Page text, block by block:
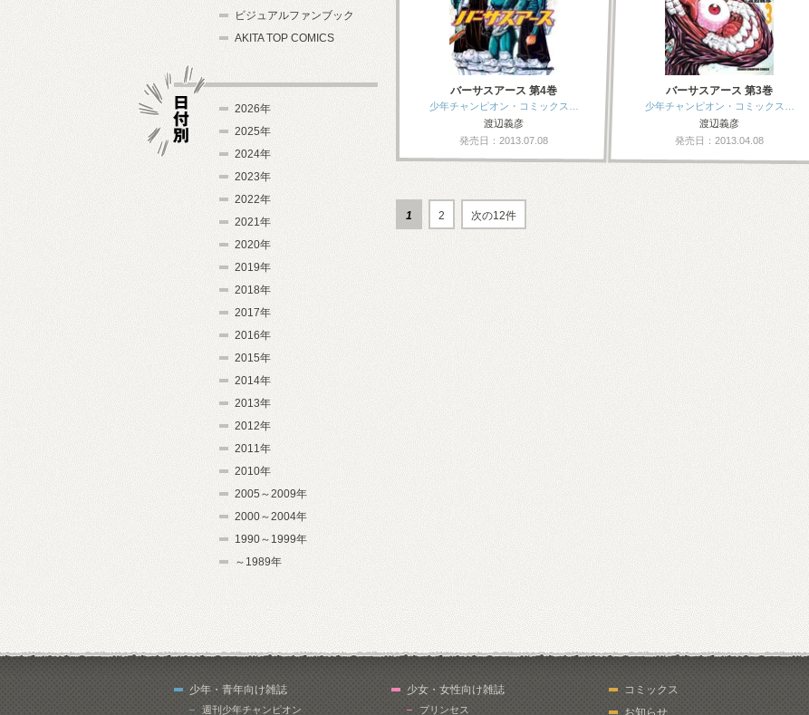
バーサスアース 第4巻
少年チャンピオン・コミックス…
渡辺義彦
発売日：2013.07.08
バーサスアース 第3巻
少年チャンピオン・コミックス…
渡辺義彦
発売日：2013.04.08
1 2 次の12件
ビジュアルファンブック
AKITA TOP COMICS
2026年
2025年
2024年
2023年
2022年
2021年
2020年
2019年
2018年
2017年
2016年
2015年
2014年
2013年
2012年
2011年
2010年
2005～2009年
2000～2004年
1990～1999年
～1989年
少年・青年向け雑誌
週刊少年チャンピオン
少女・女性向け雑誌
プリンセス
コミックス
お知らせ